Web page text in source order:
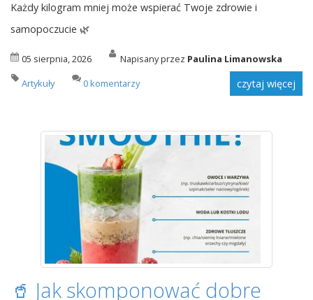
Każdy kilogram mniej może wspierać Twoje zdrowie i
samopoczucie 🌿
05 sierpnia, 2026 Napisany przez Paulina Limanowska
Artykuły
0 komentarzy czytaj więcej
🥤 Jak skomponować dobre